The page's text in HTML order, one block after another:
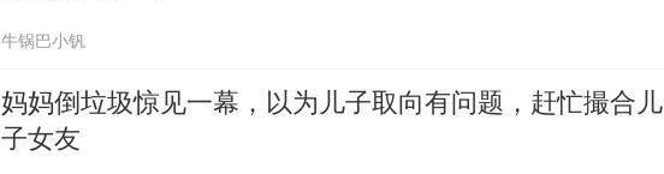
牛锅巴小钒
妈妈倒垃圾惊见一幕，以为儿子取向有问题，赶忙撮合儿
子女友